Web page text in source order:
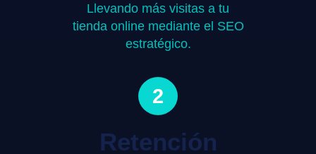
Llevando más visitas a tu
tienda online mediante el SEO
estratégico.
2
Retención